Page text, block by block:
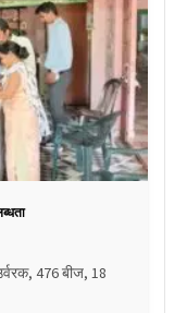
476 बीज, 18